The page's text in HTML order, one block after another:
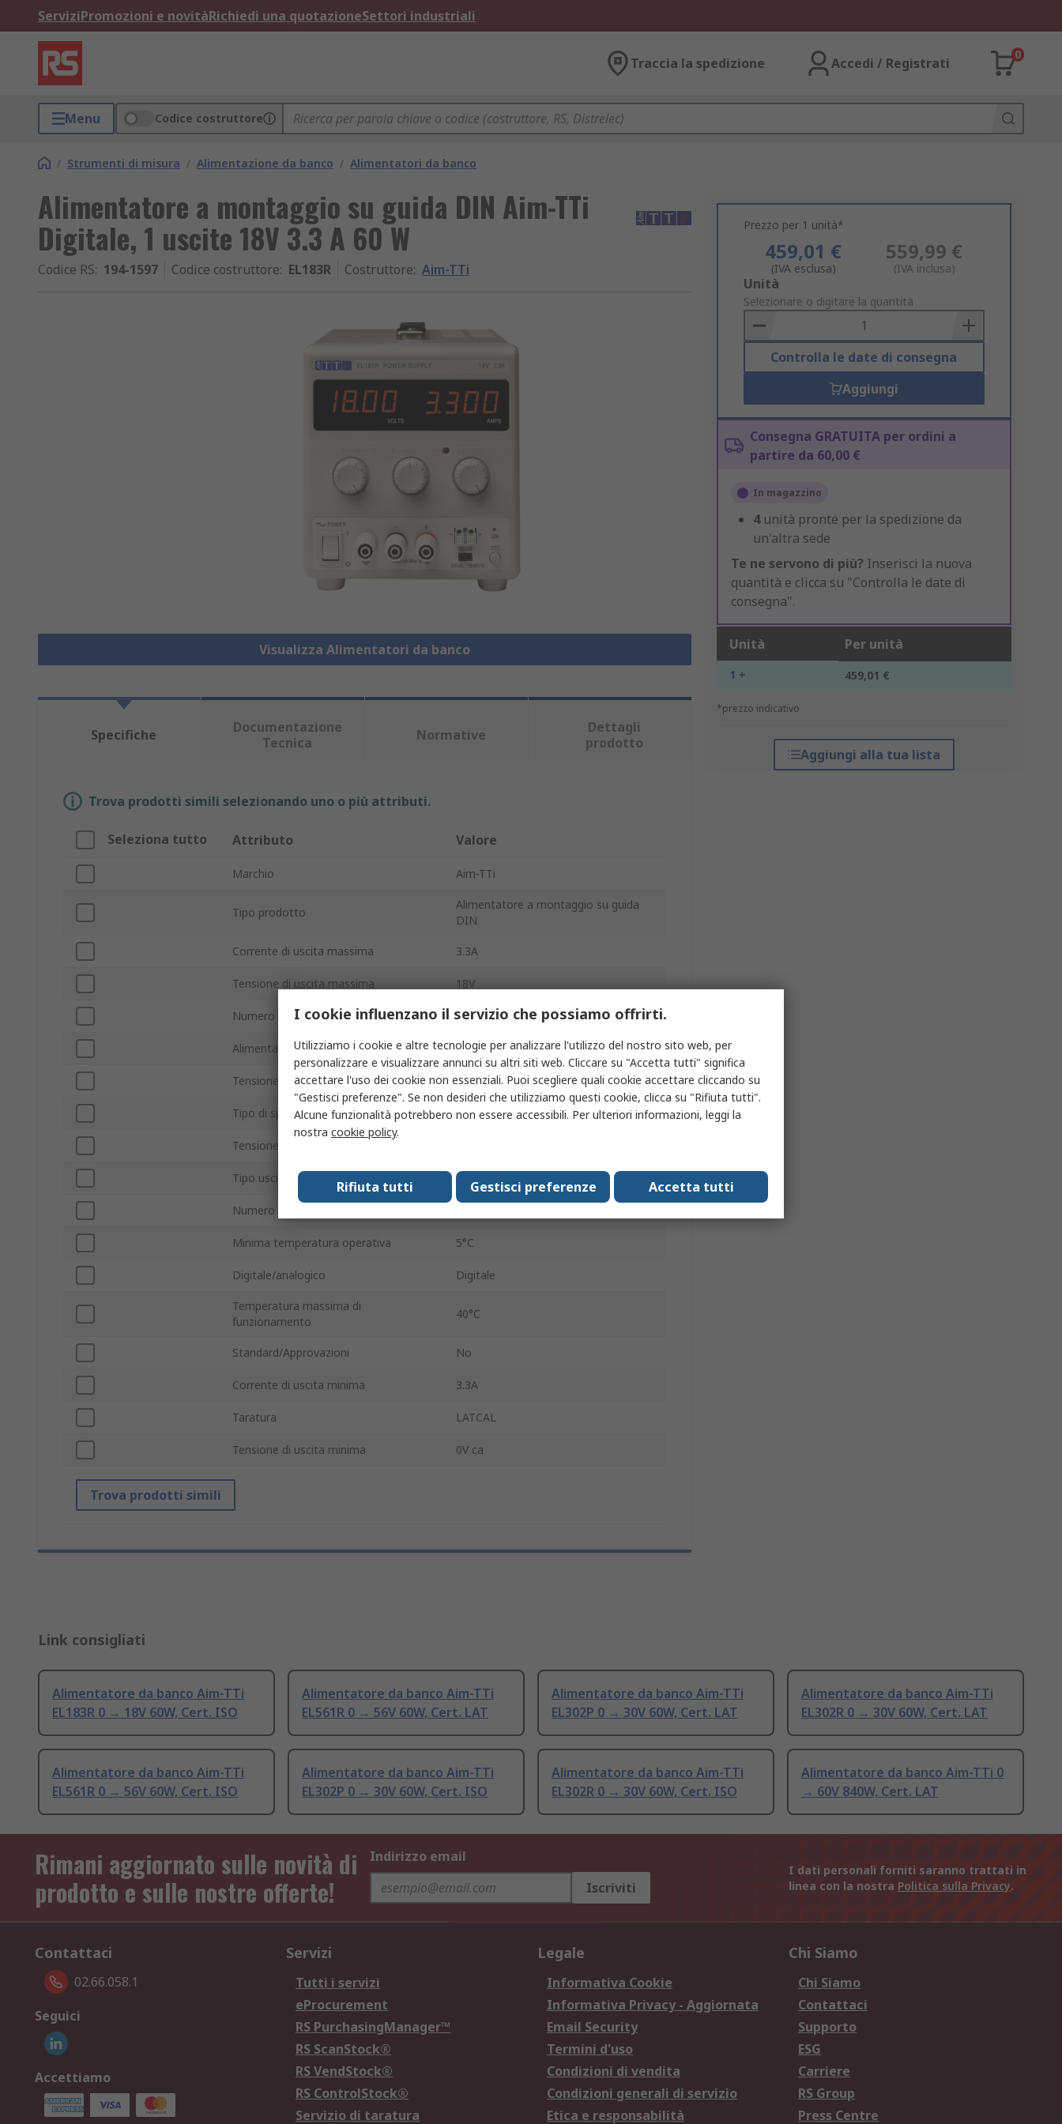
ServiziPromozioni e novitàRichiedi una quotazioneSettori industriali
Traccia la spedizione Accedi / Registrati
0
Menu Codice costruttore
/ Strumenti di misura / Alimentazione da banco / Alimentatori da banco
Alimentatore a montaggio su guida DIN Aim-TTi
Digitale, 1 uscite 18V 3.3 A 60 W
Codice RS: 194-1597 Codice costruttore: EL183R Costruttore: Aim-TTi
Visualizza Alimentatori da banco
Prezzo per 1 unità*
459,01 €
(IVA esclusa)
559,99 €
(IVA inclusa)
Add
to
Basket
Unità
Selezionare o digitare la quantità
Controlla le date di consegna
Aggiungi
Consegna GRATUITA per ordini a
partire da 60,00 €
In magazzino
4 unità pronte per la spedizione da
un'altra sede
Te ne servono di più? Inserisci la nuova
quantità e clicca su "Controlla le date di
consegna".
Unità Per unità
1 + 459,01 €
*prezzo indicativo
Aggiungi alla tua lista
Specifiche
Documentazione
Tecnica
Normative
Dettagli
prodotto
Trova prodotti simili selezionando uno o più attributi.
Seleziona tutto Attributo Valore
Marchio Aim-TTi
Tipo prodotto
Alimentatore a montaggio su guida
DIN
Corrente di uscita massima 3.3A
Tensione di uscita massima 18V
Numero di uscite 1
Alimentazione 60W
Tensione minima di alimentazione 230V ca
Tipo di spina IEC 320
Tensione massima di alimentazione
Tipo uscita Lineare
Numero di display supportati
Minima temperatura operativa 5°C
Digitale/analogico Digitale
Temperatura massima di
funzionamento
40°C
Standard/Approvazioni No
Corrente di uscita minima 3.3A
Taratura LATCAL
Tensione di uscita minima 0V ca
Trova prodotti simili
Link consigliati
Alimentatore da banco Aim-TTi
EL183R 0 → 18V 60W, Cert. ISO
Alimentatore da banco Aim-TTi
EL561R 0 → 56V 60W, Cert. LAT
Alimentatore da banco Aim-TTi
EL302P 0 → 30V 60W, Cert. LAT
Alimentatore da banco Aim-TTi
EL302R 0 → 30V 60W, Cert. LAT
Alimentatore da banco Aim-TTi
EL561R 0 → 56V 60W, Cert. ISO
Alimentatore da banco Aim-TTi
EL302P 0 → 30V 60W, Cert. ISO
Alimentatore da banco Aim-TTi
EL302R 0 → 30V 60W, Cert. ISO
Alimentatore da banco Aim-TTi 0
→ 60V 840W, Cert. LAT
Rimani aggiornato sulle novità di
prodotto e sulle nostre offerte!
Indirizzo email
Iscriviti
I dati personali forniti saranno trattati in
linea con la nostra Politica sulla Privacy.
Contattaci
02.66.058.1
Seguici
Accettiamo
Servizi
Tutti i servizi
eProcurement
RS PurchasingManager™
RS ScanStock®
RS VendStock®
RS ControlStock®
Servizio di taratura
Legale
Informativa Cookie
Informativa Privacy - Aggiornata
Email Security
Termini d'uso
Condizioni di vendita
Condizioni generali di servizio
Etica e responsabilità
Chi Siamo
Chi Siamo
Contattaci
Supporto
ESG
Carriere
RS Group
Press Centre
I cookie influenzano il servizio che possiamo offrirti.
Utilizziamo i cookie e altre tecnologie per analizzare l'utilizzo del nostro sito web, per
personalizzare e visualizzare annunci su altri siti web. Cliccare su "Accetta tutti" significa
accettare l'uso dei cookie non essenziali. Puoi scegliere quali cookie accettare cliccando su
"Gestisci preferenze". Se non desideri che utilizziamo questi cookie, clicca su "Rifiuta tutti".
Alcune funzionalità potrebbero non essere accessibili. Per ulteriori informazioni, leggi la
nostra cookie policy.
Accetta tutti
Gestisci preferenze
Rifiuta tutti